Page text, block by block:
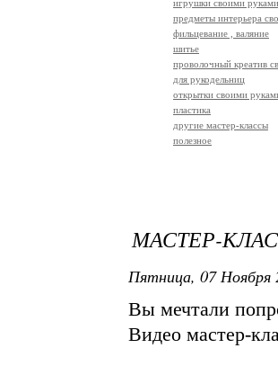
игрушки своими руками
предметы интерьера
фильцевание , валяние
шитье
проволочный креатив
для рукодельниц
открытки своими
пластика
другие мастер-классы
полезное
МАСТЕР-
Пятница, 07 Ноября
Вы мечтали
Видео мастер-